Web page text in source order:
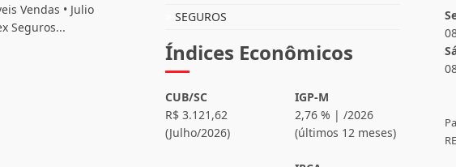
Vendas • Julio
Seguros...
SEGUROS
Índices Econômicos
CUB/SC
R$ 3.121,62
(Julho/2026)
IGP-M
2,76 % | /2026
(últimos 12 meses)